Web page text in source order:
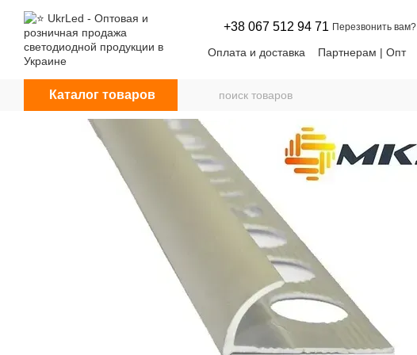
Перейти к основному контенту
+38 067 512 94 71 Перезвонить вам?
Оплата и доставка Партнерам | Опт
Каталог товаров